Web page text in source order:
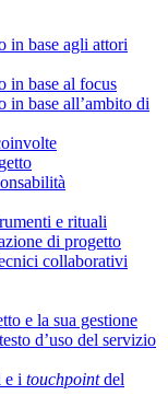
in base agli attori
in base al focus
in base all’ambito di
e rituali
di progetto
collaborativi
e la sua gestione
d’uso del servizio
e i touchpointdel